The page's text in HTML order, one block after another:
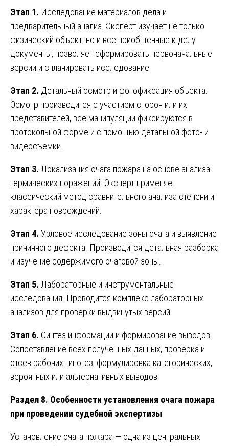
Этап 1. Исследование материалов дела и
предварительный анализ. Эксперт изучает не только
физический объект, но и все приобщенные к делу
документы, позволяет сформировать первоначальные
версии и спланировать исследование.
Этап 2. Детальный осмотр и фотофиксация объекта.
Осмотр производится с участием сторон или их
представителей, все манипуляции фиксируются в
протокольной форме и с помощью детальной фото- и
видеосъемки.
Этап 3. Локализация очага пожара на основе анализа
термических поражений. Эксперт применяет
классический метод сравнительного анализа степени и
характера повреждений.
Этап 4. Узловое исследование зоны очага и выявление
причинного дефекта. Производится детальная разборка
и изучение содержимого очаговой зоны.
Этап 5. Лабораторные и инструментальные
исследования. Проводится комплекс лабораторных
анализов для проверки выдвинутых версий.
Этап 6. Синтез информации и формирование выводов.
Сопоставление всех полученных данных, проверка и
отсев рабочих гипотез, формулировка категорических,
вероятных или альтернативных выводов.
Раздел 8. Особенности установления очага пожара
при проведении судебной экспертизы
Установление очага пожара — одна из центральных